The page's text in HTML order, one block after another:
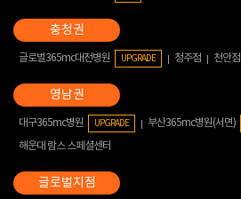
글로벌365mc대전병원 UPGRADE 청주점 천안점
대구365mc병원 UPGRADE 부산365mc병원(서면)
해운대 람스 스페셜센터